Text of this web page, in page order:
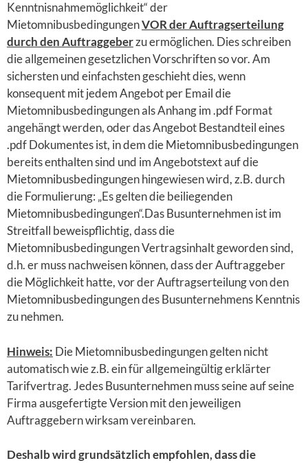
Kenntnisnahmemöglichkeit“ der
MietomnibusbedingungenVOR der Auftragserteilung
durch den Auftraggeberzu ermöglichen. Dies schreiben
die allgemeinen gesetzlichen Vorschriften so vor. Am
sichersten und einfachsten geschieht dies, wenn
konsequent mit jedem Angebot per Email die
Mietomnibusbedingungen als Anhang im .pdf Format
angehängt werden, oder das Angebot Bestandteil eines
.pdf Dokumentes ist, in dem die Mietomnibusbedingungen
bereits enthalten sind und im Angebotstext auf die
Mietomnibusbedingungen hingewiesen wird, z.B. durch
die Formulierung: „Es gelten die beiliegenden
Mietomnibusbedingungen“.Das Busunternehmen ist im
Streitfall beweispflichtig, dass die
Mietomnibusbedingungen Vertragsinhalt geworden sind,
d.h. er muss nachweisen können, dass der Auftraggeber
die Möglichkeit hatte, vor der Auftragserteilung von den
Mietomnibusbedingungen des Busunternehmens Kenntnis
zu nehmen.
Hinweis: Die Mietomnibusbedingungen gelten nicht
automatisch wie z.B. ein für allgemeingültig erklärter
Tarifvertrag. Jedes Busunternehmen muss seine auf seine
Firma ausgefertigte Version mit den jeweiligen
Auftraggebern wirksam vereinbaren.
Deshalb wird grundsätzlich empfohlen, dass die